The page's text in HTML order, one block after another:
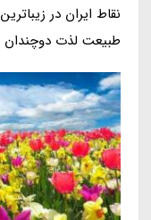
نقاط ایران در
طبیعت لذت دوچندان